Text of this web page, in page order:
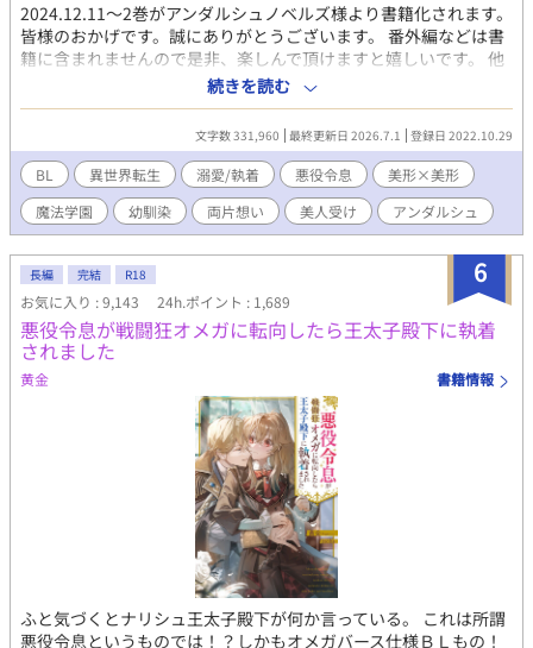
2024.12.11～2巻がアンダルシュノベルズ様より書籍化されます。
皆様のおかげです。誠にありがとうございます。 番外編などは書
籍に含まれませんので是非、楽しんで頂けますと嬉しいです。 他
の番外編も少しずつアップしたいと思っております。 ◇ストーリ
ー◇ 孤高の悪役令息×ＢＬ漫画の総受け主人公に転生した美人 姉
が書いたＢＬ漫画の総モテ主人公に転生したフランは、総モテフ
ラグを折る為に、悪役令息サモンに取り入ろうとする。しかしサ
モンは誰にも心を許さない一匹狼。周囲の人から怖がられ悪鬼と
呼ばれる存在。 そんなサモンに寄り添い、フランはサモンの悪役
フラグも折ろうと決意する──。 互いに信頼関係を築いて、サモ
ンの腰巾着となったフランだが、ある変化が……。どんどんサモ
ンが過保護になって──！？ ・書籍化部分では、web未公開その
後の番外編＊がございます。 総受け設定のキャラだというだけ
で、総受けではありません。CPは固定。 自分好みに育っちゃった
悪役とのラブコメになります。
続きを読む
文字数 331,960 最終更新日 2026.7.1 登録日 2022.10.29
BL 異世界転生 溺愛/執着 悪役令息
美形×美形
魔法学園
幼馴染 両片想い 美人受け アンダルシュ
6
長編 完結 R18
お気に入り : 9,143 24h.ポイント : 1,689
悪役令息が戦闘狂オメガに転向したら王太子殿下に執着
されました
黄金 書籍情報
ふと気づくとナリシュ王太子殿下が何か言っている。 これは所謂
悪役令息というものでは！？しかもオメガバース仕様ＢＬもの！